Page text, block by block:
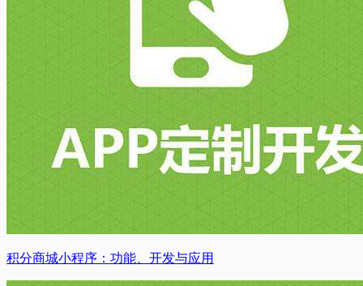
积分商城小程序：功能、开发与应用